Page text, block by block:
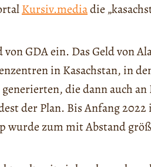
Kursiv.mediadie
GDA ein. Das Geld von
in Kasachstan, in
die dann auch an
der Plan. Bis Anfang 2022
wurde zum mit Abstand